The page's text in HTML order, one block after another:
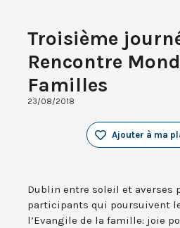
Troisième
Rencontre
Familles
23/08/2018
Ajouter à ma
Dublin entre soleil et averses
participants qui poursuivent
l’Evangile de la famille: joie